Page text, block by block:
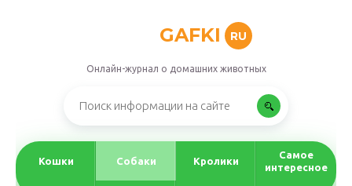
GAFKI RU
Онлайн-журнал о домашних животных
Кошки Собаки Кролики
Самое
интересное